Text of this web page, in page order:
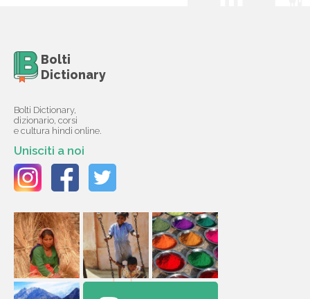
Bolti
Dictionary
Bolti Dictionary,
dizionario, corsi
e cultura hindi online.
Unisciti a noi